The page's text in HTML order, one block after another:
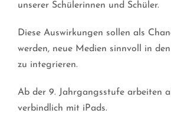
unserer Schülerinnen und Schüler.
Diese Auswirkungen sollen als
werden, neue Medien sinnvoll in
zu integrieren.
Ab der 9. Jahrgangsstufe arbeiten
verbindlich mit iPads.